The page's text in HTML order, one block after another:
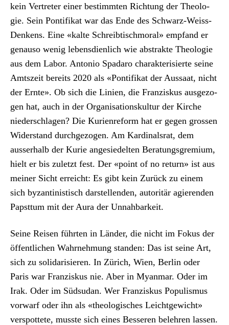
kein Vertreter ein­er bes­timmten Rich­tung der The­olo­
gie. Sein Pon­tif­ikat war das Ende des Schwarz-Weiss-
Denkens. Eine «kalte Schreibtis­chmoral» emp­fand er
genau­so wenig lebens­di­en­lich wie abstrak­te The­olo­gie
aus dem Labor. Anto­nio Spadaro charak­ter­isierte seine
Amt­szeit bere­its 2020 als «Pon­tif­ikat der Aus­saat, nicht
der Ernte». Ob sich die Lin­ien, die Franziskus aus­ge­zo­
gen hat, auch in der Organ­i­sa­tion­skul­tur der Kirche
nieder­schla­gen? Die Kurien­re­form hat er gegen grossen
Wider­stand durchge­zo­gen. Am Kar­di­nal­srat, dem
ausser­halb der Kurie ange­siedel­ten Beratungs­gremi­um,
hielt er bis zulet­zt fest. Der «point of no return» ist aus
mein­er Sicht erre­icht: Es gibt kein Zurück zu einem
sich byzan­ti­nis­tisch darstel­len­den, autoritär agieren­den
Pap­st­tum mit der Aura der Unnah­barkeit.
Seine Reisen führten in Län­der, die nicht im Fokus der
öffentlichen Wahrnehmung standen: Das ist seine Art,
sich zu sol­i­darisieren. In Zürich, Wien, Berlin oder
Paris war Franziskus nie. Aber in Myan­mar. Oder im
Irak. Oder im Süd­su­dan. Wer Franziskus Pop­ulis­mus
vor­warf oder ihn als «the­ol­o­gis­ches Leicht­gewicht»
verspot­tete, musste sich eines Besseren belehren lassen.